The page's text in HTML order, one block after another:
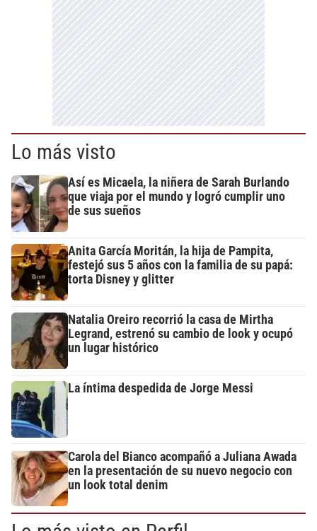
Lo más visto
Así es Micaela, la niñera de Sarah Burlando
que viaja por el mundo y logró cumplir uno
de sus sueños
Anita García Moritán, la hija de Pampita,
festejó sus 5 años con la familia de su papá:
torta Disney y glitter
Natalia Oreiro recorrió la casa de Mirtha
Legrand, estrenó su cambio de look y ocupó
un lugar histórico
La íntima despedida de Jorge Messi
Carola del Bianco acompañó a Juliana Awada
en la presentación de su nuevo negocio con
un look total denim